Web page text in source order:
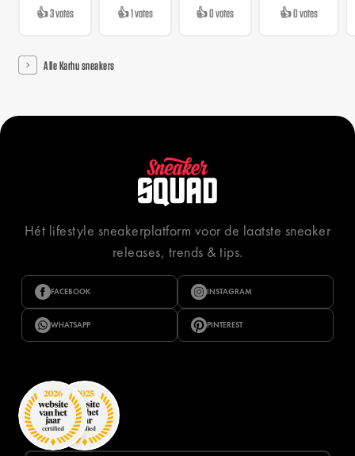
👍 3 votes 👍 1 votes 👍 0 votes 👍 0 votes
Alle Karhu sneakers
Hét lifestyle sneakerplatform voor de laatste sneaker
releases, trends & tips.
FACEBOOK INSTAGRAM
WHATSAPP PINTEREST